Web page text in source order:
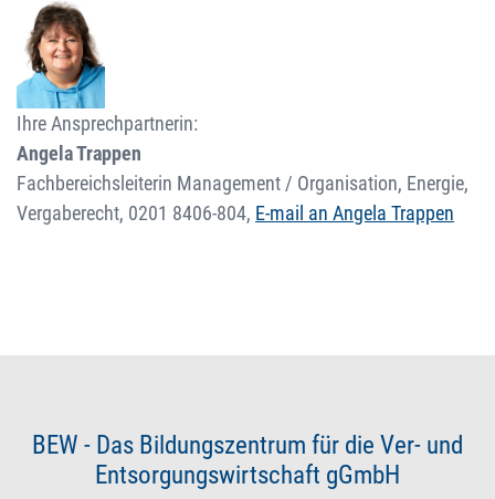
Ihre Ansprechpartnerin:
Angela Trappen
Fachbereichsleiterin Management / Organisation, Energie,
Vergaberecht, 0201 8406-804, E-mail an Angela Trappen
BEW - Das Bildungszentrum für die Ver- und
Entsorgungswirtschaft gGmbH